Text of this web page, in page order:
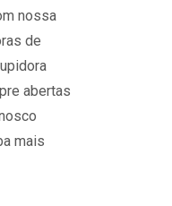
nossa
de
abertas
mais